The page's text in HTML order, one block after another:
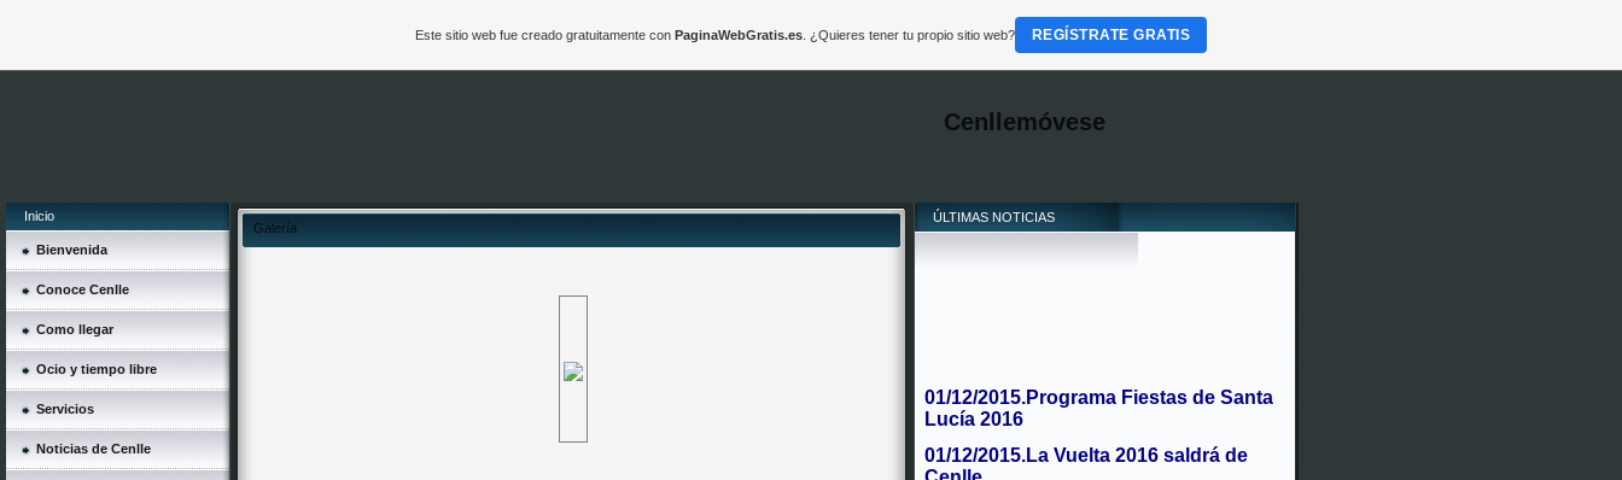
Cenllemóvese
Inicio
Bienvenida
Conoce Cenlle
Como llegar
Ocio y tiempo libre
Servicios
Noticias de Cenlle
Galería
ÚLTIMAS NOTICIAS
01/12/2015.Programa Fiestas de Santa
Lucía 2016
01/12/2015.La Vuelta 2016 saldrá de
Cenlle
Este sitio web fue creado gratuitamente con PaginaWebGratis.es. ¿Quieres tener tu propio sitio web? REGÍSTRATE GRATIS